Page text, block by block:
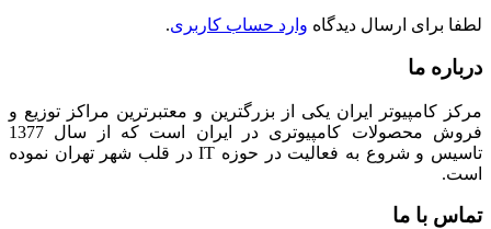
لطفا برای ارسال دیدگاه وارد حساب کاربری.
درباره ما
مرکز کامپیوتر ایران یکی از بزرگترین و معتبرترین مراکز توزیع و
فروش محصولات کامپیوتری در ایران است که از سال 1377
تاسیس و شروع به فعالیت در حوزه IT در قلب شهر تهران نموده
است.
تماس با ما